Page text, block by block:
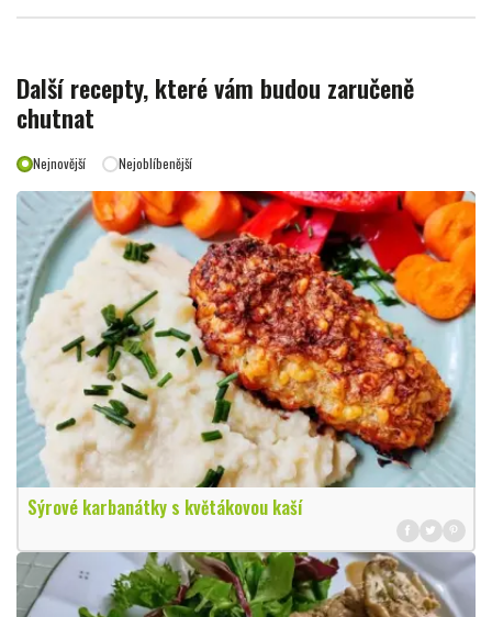
Další recepty, které vám budou zaručeně
chutnat
Nejnovější Nejoblíbenější
Sýrové karbanátky s květákovou kaší